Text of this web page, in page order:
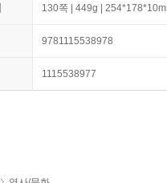
130쪽 | 449g |
9781115538978
1115538977